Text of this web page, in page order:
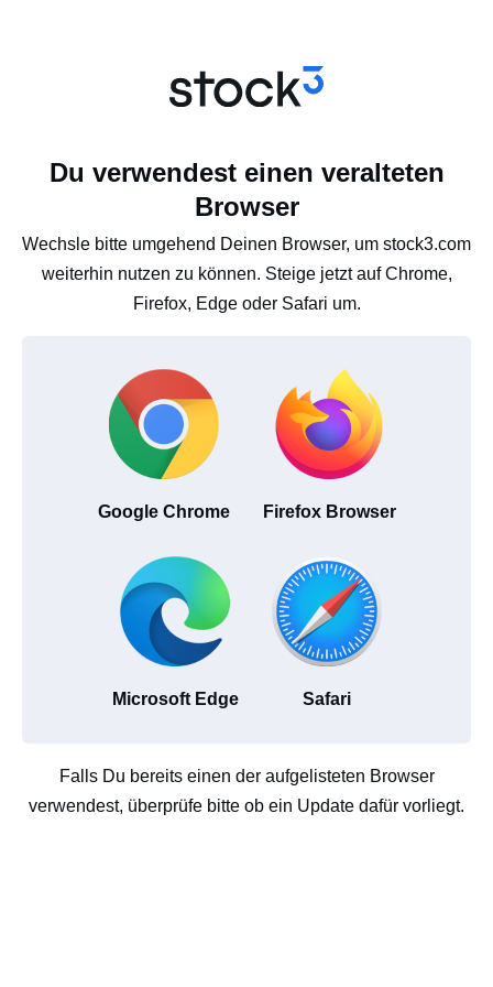
Du verwendest einen veralteten
Browser
Wechsle bitte umgehend Deinen Browser, um stock3.com
weiterhin nutzen zu können. Steige jetzt auf Chrome,
Firefox, Edge oder Safari um.
Google Chrome Firefox Browser
Microsoft Edge Safari
Falls Du bereits einen der aufgelisteten Browser
verwendest, überprüfe bitte ob ein Update dafür vorliegt.